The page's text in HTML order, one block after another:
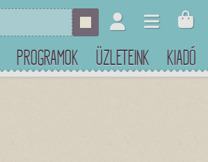
PROGRAMOK ÜZLETEINK KIADÓ